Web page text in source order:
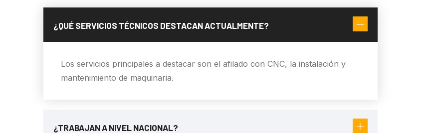
¿QUÉ SERVICIOS TÉCNICOS DESTACAN ACTUALMENTE?
Los servicios principales a destacar son el afilado con CNC, la instalación y
mantenimiento de maquinaria.
¿TRABAJAN A NIVEL NACIONAL?